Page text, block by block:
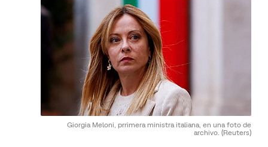
Giorgia Meloni, prrimera ministra italiana, en una foto de
archivo. (Reuters)